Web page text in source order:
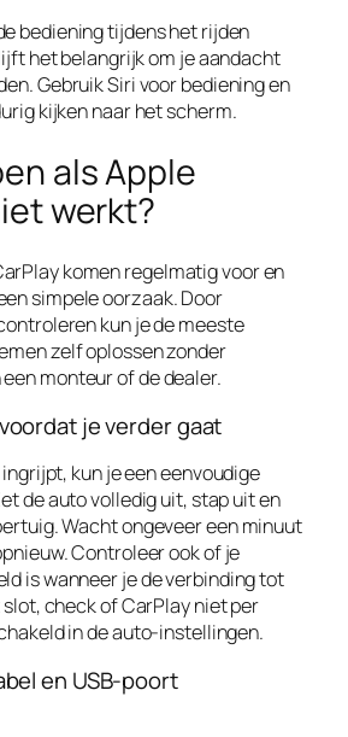
bediening tijdens het rijden
het belangrijk om je aandacht
Gebruik Siri voor bediening en
kijken naar het scherm.
als Apple
werkt?
komen regelmatig voor en
simpele oorzaak. Door
kun je de meeste
zelf oplossen zonder
monteur of de dealer.
je verder gaat
kun je een eenvoudige
de auto volledig uit, stap uit en
Wacht ongeveer een minuut
Controleer ook of je
is wanneer je de verbinding tot
check of CarPlay niet per
in de auto-instellingen.
en USB-poort